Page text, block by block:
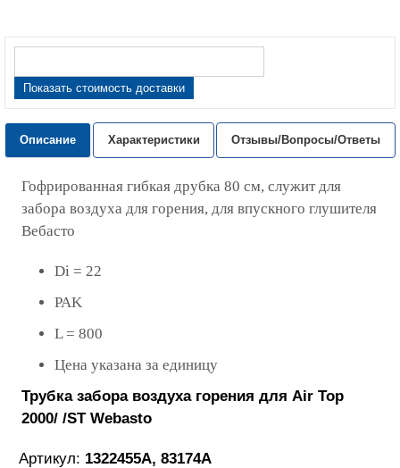
Показать стоимость доставки
Описание Характеристики Отзывы/Вопросы/Ответы
Гофрированная гибкая друбка 80 см, служит для
забора воздуха для горения, для впускного глушителя
Вебасто
Di = 22
PAK
L = 800
Цена указана за единицу
Трубка забора воздуха горения для Air Top
2000/ /ST Webasto
Артикул: 1322455A, 83174A